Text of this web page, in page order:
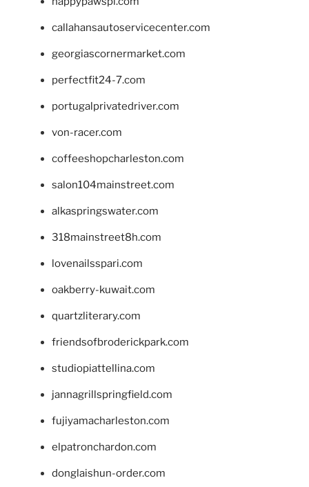
callahansautoservicecenter.com
georgiascornermarket.com
perfectfit24-7.com
portugalprivatedriver.com
von-racer.com
coffeeshopcharleston.com
salon104mainstreet.com
alkaspringswater.com
318mainstreet8h.com
lovenailsspari.com
oakberry-kuwait.com
quartzliterary.com
friendsofbroderickpark.com
studiopiattellina.com
jannagrillspringfield.com
fujiyamacharleston.com
elpatronchardon.com
donglaishun-order.com